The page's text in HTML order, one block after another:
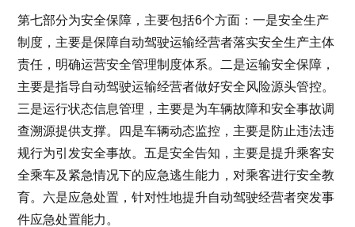
第七部分为安全保障，主要包括6个方面：一是安全生产
制度，主要是保障自动驾驶运输经营者落实安全生产主体
责任，明确运营安全管理制度体系。二是运输安全保障，
主要是指导自动驾驶运输经营者做好安全风险源头管控。
三是运行状态信息管理，主要是为车辆故障和安全事故调
查溯源提供支撑。四是车辆动态监控，主要是防止违法违
规行为引发安全事故。五是安全告知，主要是提升乘客安
全乘车及紧急情况下的应急逃生能力，对乘客进行安全教
育。六是应急处置，针对性地提升自动驾驶经营者突发事
件应急处置能力。